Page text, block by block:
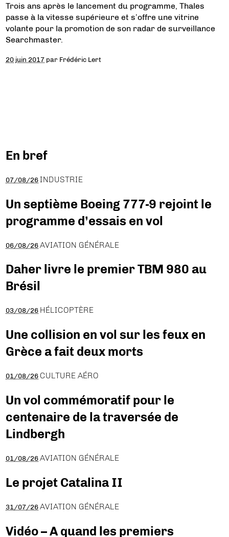
Trois ans après le lancement du programme, Thales
passe à la vitesse supérieure et s’offre une vitrine
volante pour la promotion de son radar de surveillance
Searchmaster.
20 juin 2017 par Frédéric Lert
En bref
07/08/26 INDUSTRIE
Un septième Boeing 777-9 rejoint le
programme d’essais en vol
06/08/26 AVIATION GÉNÉRALE
Daher livre le premier TBM 980 au
Brésil
03/08/26 HÉLICOPTÈRE
Une collision en vol sur les feux en
Grèce a fait deux morts
01/08/26 CULTURE AÉRO
Un vol commémoratif pour le
centenaire de la traversée de
Lindbergh
01/08/26 AVIATION GÉNÉRALE
Le projet Catalina II
31/07/26 AVIATION GÉNÉRALE
Vidéo – A quand les premiers